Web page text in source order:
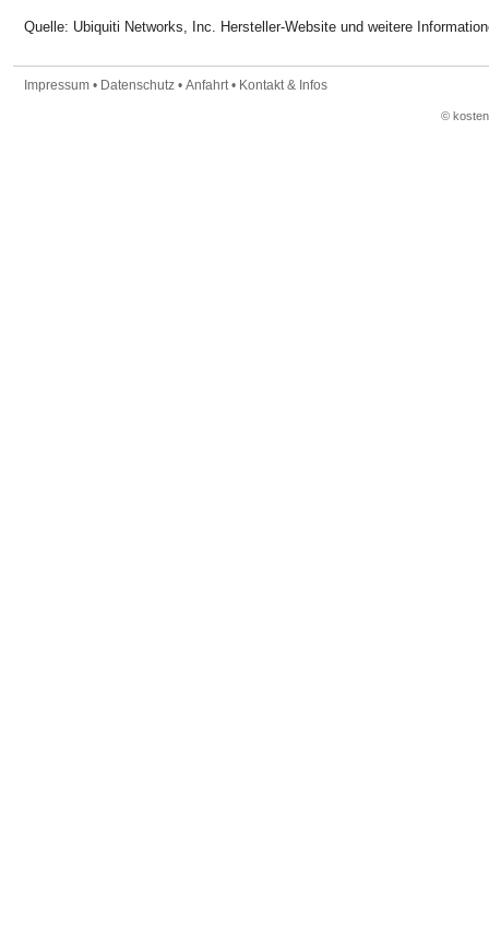
Quelle: Ubiquiti Networks, Inc. Hersteller-Website und weitere
Impressum • Datenschutz • Anfahrt • Kontakt & Infos
©